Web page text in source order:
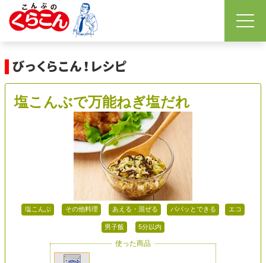
塩こんぶで万能ねぎ塩だれ
塩こんぶ その他料理 あえる・混ぜる パパッとできる エコ
男子飯 5分以内
使った商品